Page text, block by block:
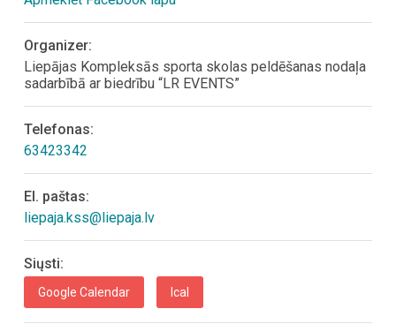
Organizer:
Liepājas Kompleksās sporta skolas peldēšanas nodaļa
sadarbībā ar biedrību “LR EVENTS”
Telefonas:
63423342
El. paštas:
liepaja.kss@liepaja.lv
Siųsti:
Google Calendar Ical